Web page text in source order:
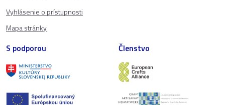
Vyhlásenie o prístupnosti
Mapa stránky
S podporou Členstvo